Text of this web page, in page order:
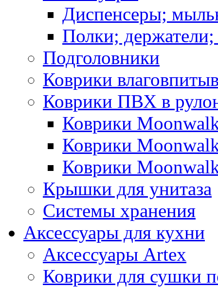
Диспенсеры;
Полки;
Подголовники
Коврики
Коврики ПВХ в
Коврики
Коврики
Коврики
Крышки для унитаза
Системы хранения
Аксессуары для кухни
Аксессуары Artex
Коврики для сушки